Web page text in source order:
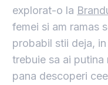
explorat-o la
femei si am ramas
probabil stii deja, in
trebuie sa ai
pana descoperi